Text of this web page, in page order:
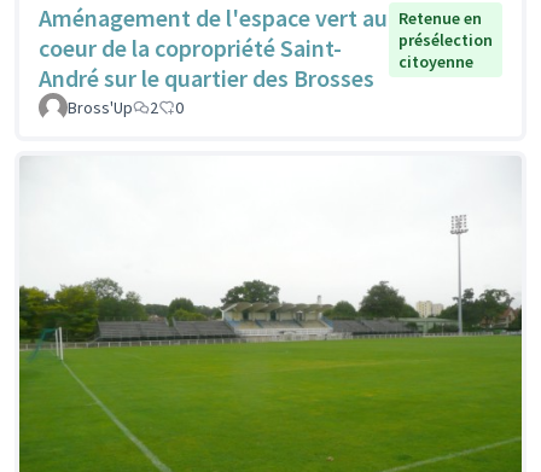
Aménagement de l'espace vert au
coeur de la copropriété Saint-
André sur le quartier des Brosses
Retenue en
présélection
citoyenne
Bross'Up 2 0